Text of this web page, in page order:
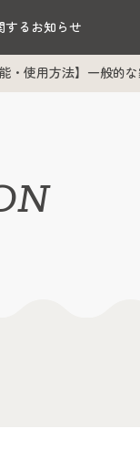
するお知らせ
・使用方法】一般的